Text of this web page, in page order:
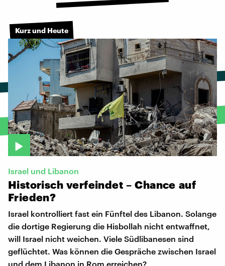
Kurz und Heute
Israel und Libanon
Historisch verfeindet – Chance auf
Frieden?
Israel kontrolliert fast ein Fünftel des Libanon. Solange
die dortige Regierung die Hisbollah nicht entwaffnet,
will Israel nicht weichen. Viele Südlibanesen sind
geflüchtet. Was können die Gespräche zwischen Israel
und dem Libanon in Rom erreichen?